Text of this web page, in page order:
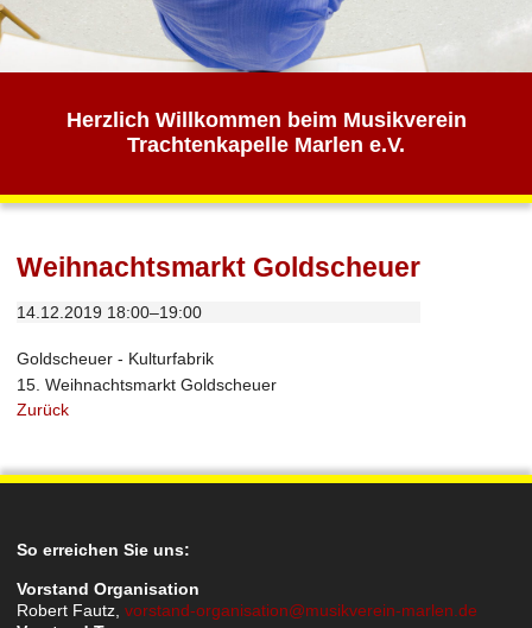
Herzlich Willkommen beim Musikverein
Trachtenkapelle Marlen e.V.
Weihnachtsmarkt Goldscheuer
14.12.2019 18:00–19:00
Goldscheuer - Kulturfabrik
15. Weihnachtsmarkt Goldscheuer
Zurück
So erreichen Sie uns:
Vorstand Organisation
Robert Fautz, vorstand-organisation@musikverein-marlen.de